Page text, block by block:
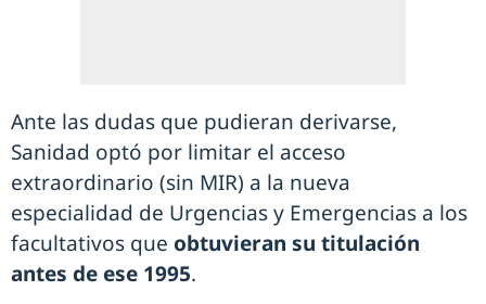
Ante las dudas que pudieran derivarse,
Sanidad optó por limitar el acceso
extraordinario (sin MIR) a la nueva
especialidad de Urgencias y Emergencias a los
facultativos que obtuvieran su titulación
antes de ese 1995.